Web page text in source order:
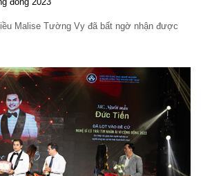
Malise Tường Vy đã bất ngờ nhận được